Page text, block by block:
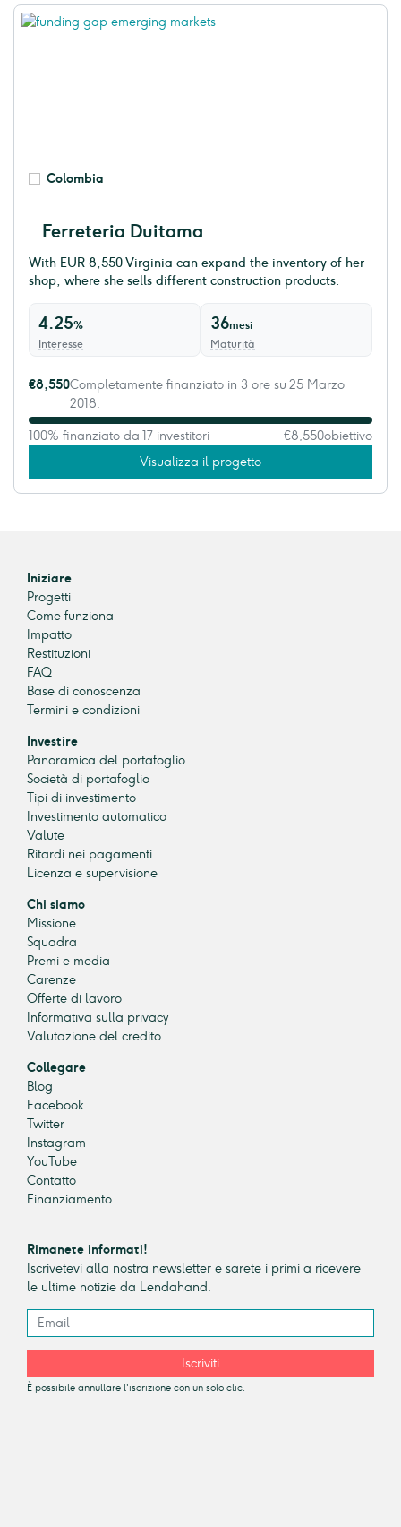
Colombia
Ferreteria Duitama
With EUR 8,550 Virginia can expand the inventory of her
shop, where she sells different construction products.
4.25%
Interesse
36mesi
Maturità
€8,550Completamente finanziato in 3 ore su 25 Marzo
2018.
100% finanziato da 17 investitori €8,550obiettivo
Visualizza il progetto
Iniziare
Progetti
Come funziona
Impatto
Restituzioni
FAQ
Base di conoscenza
Termini e condizioni
Investire
Panoramica del portafoglio
Società di portafoglio
Tipi di investimento
Investimento automatico
Valute
Ritardi nei pagamenti
Licenza e supervisione
Chi siamo
Missione
Squadra
Premi e media
Carenze
Offerte di lavoro
Informativa sulla privacy
Valutazione del credito
Collegare
Blog
Facebook
Twitter
Instagram
YouTube
Contatto
Finanziamento
Rimanete informati!
Iscrivetevi alla nostra newsletter e sarete i primi a ricevere
le ultime notizie da Lendahand.
Iscriviti
È possibile annullare l'iscrizione con un solo clic.